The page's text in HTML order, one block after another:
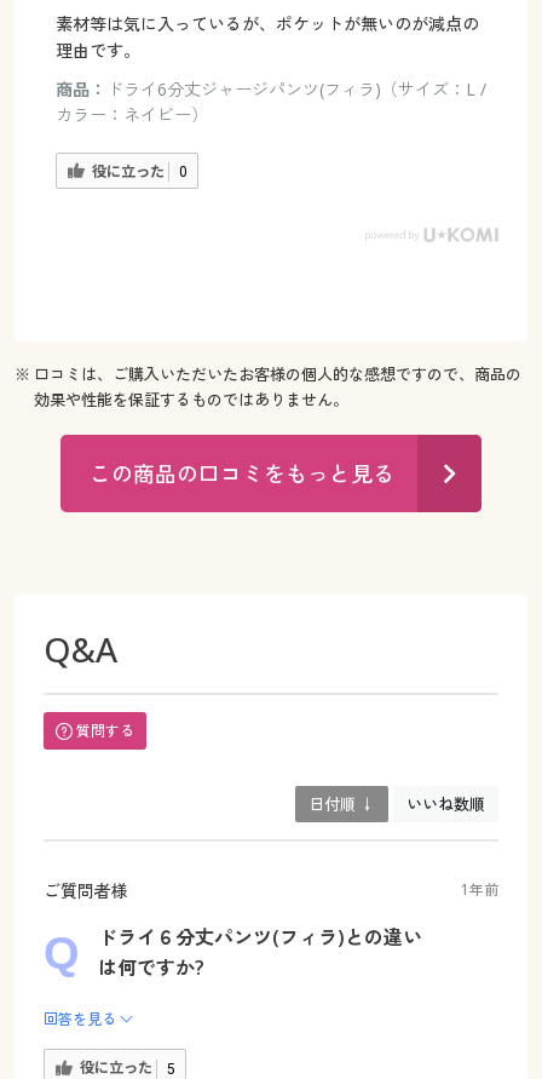
素材等は気に入っているが、ポケットが無いのが減点の
理由です。
商品：
ドライ6分丈ジャージパンツ(フィラ)（サイズ：L /
カラー：ネイビー）
役に立った 0
※ 口コミは、ご購入いただいたお客様の個人的な感想ですので、商品の
効果や性能を保証するものではありません。
この商品の口コミをもっと見る
Q&A
質問する
日付順 ↓ いいね数順
ご質問者様 1年前
ドライ６分丈パンツ(フィラ)との違い
は何ですか?
回答を見る
役に立った 5